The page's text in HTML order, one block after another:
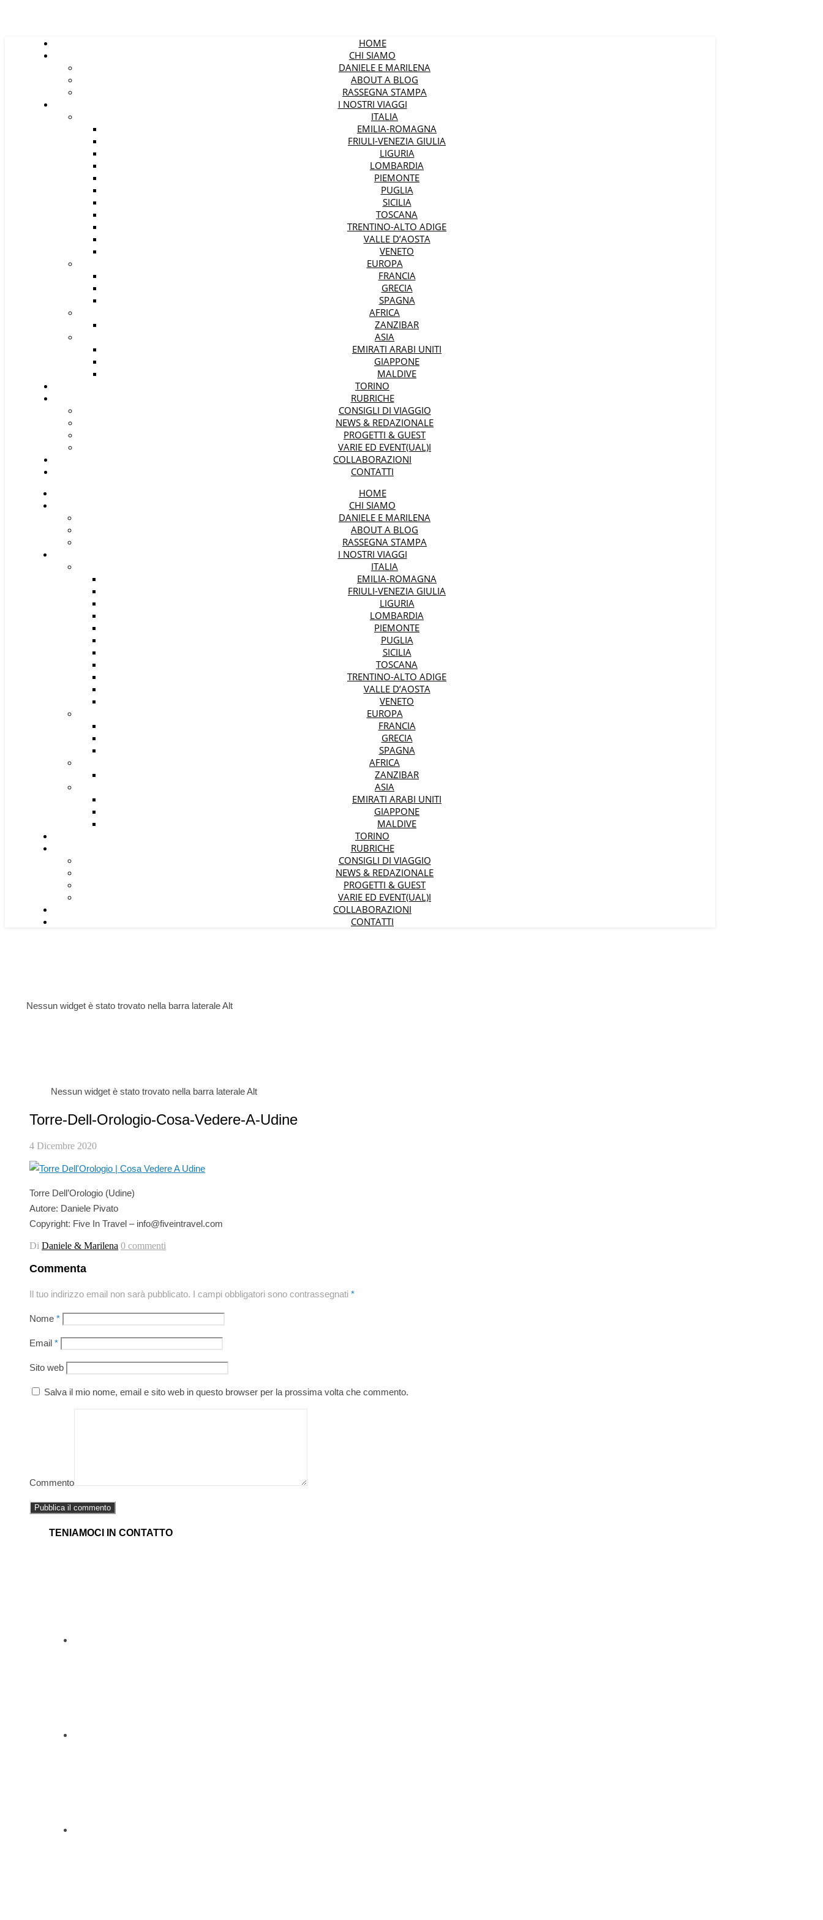
HOME
CHI SIAMO
DANIELE E MARILENA
ABOUT A BLOG
RASSEGNA STAMPA
I NOSTRI VIAGGI
ITALIA
EMILIA-ROMAGNA
FRIULI-VENEZIA GIULIA
LIGURIA
LOMBARDIA
PIEMONTE
PUGLIA
SICILIA
TOSCANA
TRENTINO-ALTO ADIGE
VALLE D’AOSTA
VENETO
EUROPA
FRANCIA
GRECIA
SPAGNA
AFRICA
ZANZIBAR
ASIA
EMIRATI ARABI UNITI
GIAPPONE
MALDIVE
TORINO
RUBRICHE
CONSIGLI DI VIAGGIO
NEWS & REDAZIONALE
PROGETTI & GUEST
VARIE ED EVENT(UAL)I
COLLABORAZIONI
CONTATTI
HOME
CHI SIAMO
DANIELE E MARILENA
ABOUT A BLOG
RASSEGNA STAMPA
I NOSTRI VIAGGI
ITALIA
EMILIA-ROMAGNA
FRIULI-VENEZIA GIULIA
LIGURIA
LOMBARDIA
PIEMONTE
PUGLIA
SICILIA
TOSCANA
TRENTINO-ALTO ADIGE
VALLE D’AOSTA
VENETO
EUROPA
FRANCIA
GRECIA
SPAGNA
AFRICA
ZANZIBAR
ASIA
EMIRATI ARABI UNITI
GIAPPONE
MALDIVE
TORINO
RUBRICHE
CONSIGLI DI VIAGGIO
NEWS & REDAZIONALE
PROGETTI & GUEST
VARIE ED EVENT(UAL)I
COLLABORAZIONI
CONTATTI
Nessun widget è stato trovato nella barra laterale Alt
Nessun widget è stato trovato nella barra laterale Alt
Torre-Dell-Orologio-Cosa-Vedere-A-Udine
4 Dicembre 2020
Torre Dell’Orologio (Udine)
Autore: Daniele Pivato
Copyright: Five In Travel – info@fiveintravel.com
Di Daniele & Marilena 0 commenti
Commenta
Il tuo indirizzo email non sarà pubblicato. I campi obbligatori sono contrassegnati *
Nome *
Email *
Sito web
Salva il mio nome, email e sito web in questo browser per la prossima volta che commento.
Commento
TENIAMOCI IN CONTATTO